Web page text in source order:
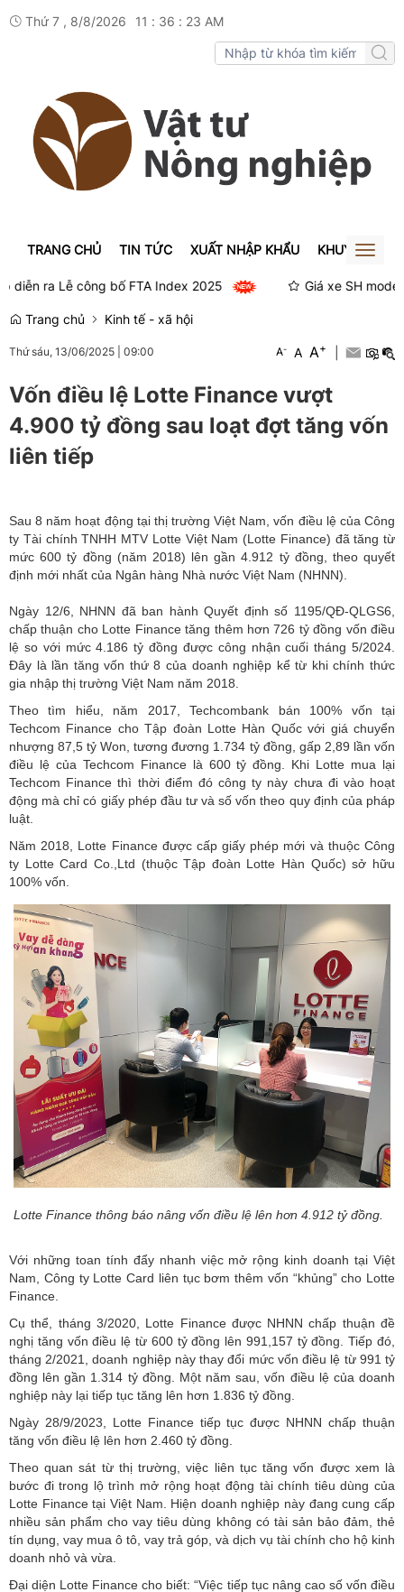
Thứ 7 , 8/8/2026 11 : 36 : 23 AM
TRANG CHỦ TIN TỨC XUẤT NHẬP KHẨU KHUYẾNToggle
ra Lễ công bố FTA Index 2025
Giá xe SH mode
Trang chủ Kinh tế - xã hội
Thứ sáu, 13/06/2025 09:00 A- A A+
Vốn điều lệ Lotte Finance vượt
4.900 tỷ đồng sau loạt đợt tăng vốn
liên tiếp
Sau 8 năm hoạt động tại thị trường Việt Nam, vốn điều lệ của Công
ty Tài chính TNHH MTV Lotte Việt Nam (Lotte Finance) đã tăng từ
mức 600 tỷ đồng (năm 2018) lên gần 4.912 tỷ đồng, theo quyết
định mới nhất của Ngân hàng Nhà nước Việt Nam (NHNN).
Ngày 12/6, NHNN đã ban hành Quyết định số 1195/QĐ-QLGS6,
chấp thuận cho Lotte Finance tăng thêm hơn 726 tỷ đồng vốn điều
lệ so với mức 4.186 tỷ đồng được công nhận cuối tháng 5/2024.
Đây là lần tăng vốn thứ 8 của doanh nghiệp kể từ khi chính thức
gia nhập thị trường Việt Nam năm 2018.
Theo tìm hiểu, năm 2017, Techcombank bán 100% vốn tại
Techcom Finance cho Tập đoàn Lotte Hàn Quốc với giá chuyển
nhượng 87,5 tỷ Won, tương đương 1.734 tỷ đồng, gấp 2,89 lần vốn
điều lệ của Techcom Finance là 600 tỷ đồng. Khi Lotte mua lại
Techcom Finance thì thời điểm đó công ty này chưa đi vào hoạt
động mà chỉ có giấy phép đầu tư và số vốn theo quy định của pháp
luật.
Năm 2018, Lotte Finance được cấp giấy phép mới và thuộc Công
ty Lotte Card Co.,Ltd (thuộc Tập đoàn Lotte Hàn Quốc) sở hữu
100% vốn.
Lotte Finance thông báo nâng vốn điều lệ lên hơn 4.912 tỷ đồng.
Với những toan tính đẩy nhanh việc mở rộng kinh doanh tại Việt
Nam, Công ty Lotte Card liên tục bơm thêm vốn “khủng” cho Lotte
Finance.
Cụ thể, tháng 3/2020, Lotte Finance được NHNN chấp thuận đề
nghị tăng vốn điều lệ từ 600 tỷ đồng lên 991,157 tỷ đồng. Tiếp đó,
tháng 2/2021, doanh nghiệp này thay đổi mức vốn điều lệ từ 991 tỷ
đồng lên gần 1.314 tỷ đồng. Một năm sau, vốn điều lệ của doanh
nghiệp này lại tiếp tục tăng lên hơn 1.836 tỷ đồng.
Ngày 28/9/2023, Lotte Finance tiếp tục được NHNN chấp thuận
tăng vốn điều lệ lên hơn 2.460 tỷ đồng.
Theo quan sát từ thị trường, việc liên tục tăng vốn được xem là
bước đi trong lộ trình mở rộng hoạt động tài chính tiêu dùng của
Lotte Finance tại Việt Nam. Hiện doanh nghiệp này đang cung cấp
nhiều sản phẩm cho vay tiêu dùng không có tài sản bảo đảm, thẻ
tín dụng, vay mua ô tô, vay trả góp, và dịch vụ tài chính cho hộ kinh
doanh nhỏ và vừa.
Đại diện Lotte Finance cho biết: “Việc tiếp tục nâng cao số vốn điều